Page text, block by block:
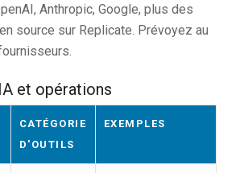
Anthropic, Google, plus des
source sur Replicate. Prévoyez au
et opérations
CATÉGORIE
D'OUTILS
EXEMPLES